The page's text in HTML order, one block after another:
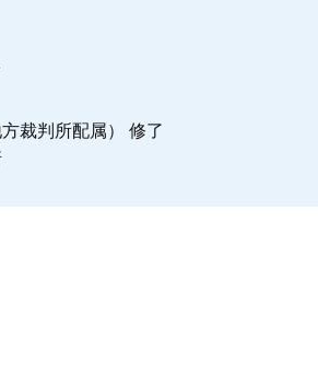
裁判所配属） 修了